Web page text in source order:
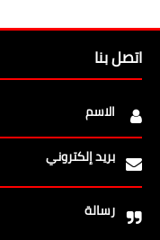
اتصل بنا
الاسم
بريد إلكتروني
رسالة